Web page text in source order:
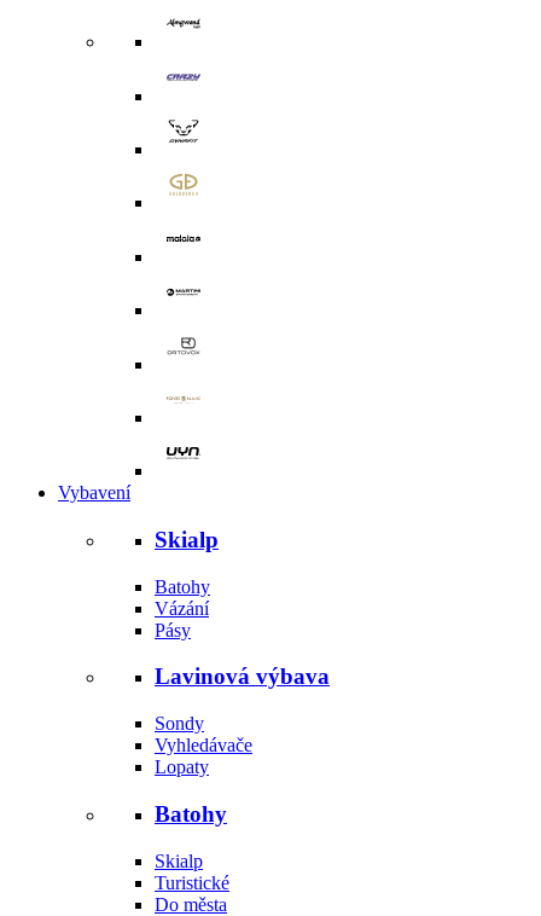
Vybavení
Skialp
Batohy
Vázání
Pásy
Lavinová výbava
Sondy
Vyhledávače
Lopaty
Batohy
Skialp
Turistické
Do města